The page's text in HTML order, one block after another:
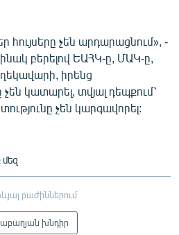
հույսերը չեն արդարացնում», -
բերելով ԵԱՀԿ-ը, ՄԱԿ-ը,
իրենց
կատարել, տվյալ դեպքում՝
չեն կարգավորել:
բաժիններում
խնդիր